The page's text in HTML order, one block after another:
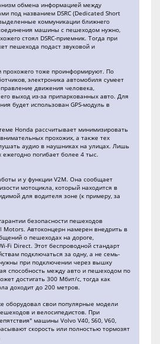
обмена информацией между
под названием DSRC (Dedicated Short
коммуникации ближнего
машины с пешеходом нужно,
стоял DSRC-приемник. Тогда при
пешехода подаст звуковой и
прохожего тоже проинформируют. По
электроника автомобиля сумеет
движения человека,
выход из-за припаркованных авто. Для
будет использован GPS-модуль в
Honda рассчитывает минимизировать
прохожих, а также тех
аудио в наушниках на улицах. Лишь
ежегодно погибает более 4 тыс.
и у функции V2M. Она сообщает
мотоцикла, который находится в
для водителя зоне (к примеру, за
безопасности пешеходов
Motors. Автоконцерн намерен внедрить в
о пешеходах на дороге,
Fi Direct. Этот беспроводной стандарт
подключаться за одну, а не семь-
при подключении через вышку
способность между авто и пешеходом по
достигать 300 Мбит/с, тогда как
доходит до 200 метров.
оборудовал свои популярные модели
и велосипедистов. При
машины Volvo V40, S60, V60,
скорость или полностью тормозят